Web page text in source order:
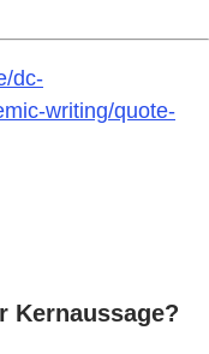
dc-
writing/quote-
Kernaussage?